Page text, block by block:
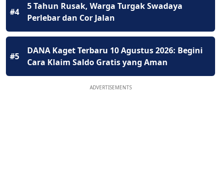
#4
5 Tahun Rusak, Warga Turgak Swadaya
Perlebar dan Cor Jalan
#5
DANA Kaget Terbaru 10 Agustus 2026: Begini
Cara Klaim Saldo Gratis yang Aman
ADVERTISEMENTS